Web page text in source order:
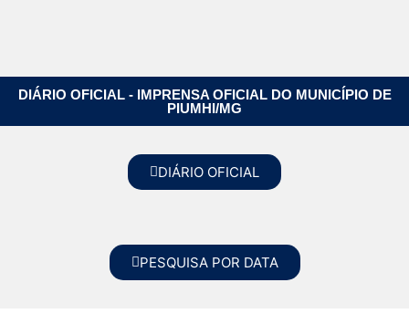
DIÁRIO OFICIAL - IMPRENSA OFICIAL DO MUNICÍPIO DE
PIUMHI/MG
DIÁRIO OFICIAL
PESQUISA POR DATA